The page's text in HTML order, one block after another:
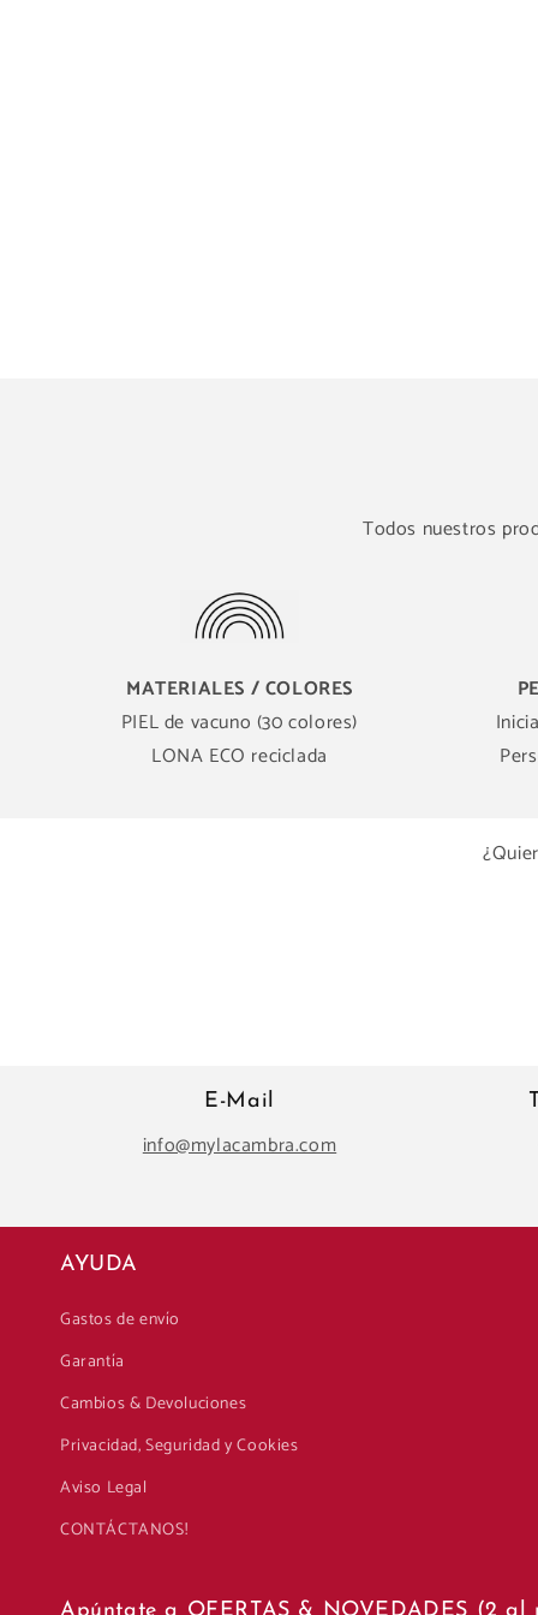
Todos nuestros
MATERIALES / COLORES
PIEL de vacuno (30 colores)
LONA ECO reciclada
E-Mail
info@mylacambra.com
AYUDA
Gastos de envío
Garantía
Cambios & Devoluciones
Privacidad, Seguridad y Cookies
Aviso Legal
CONTÁCTANOS!